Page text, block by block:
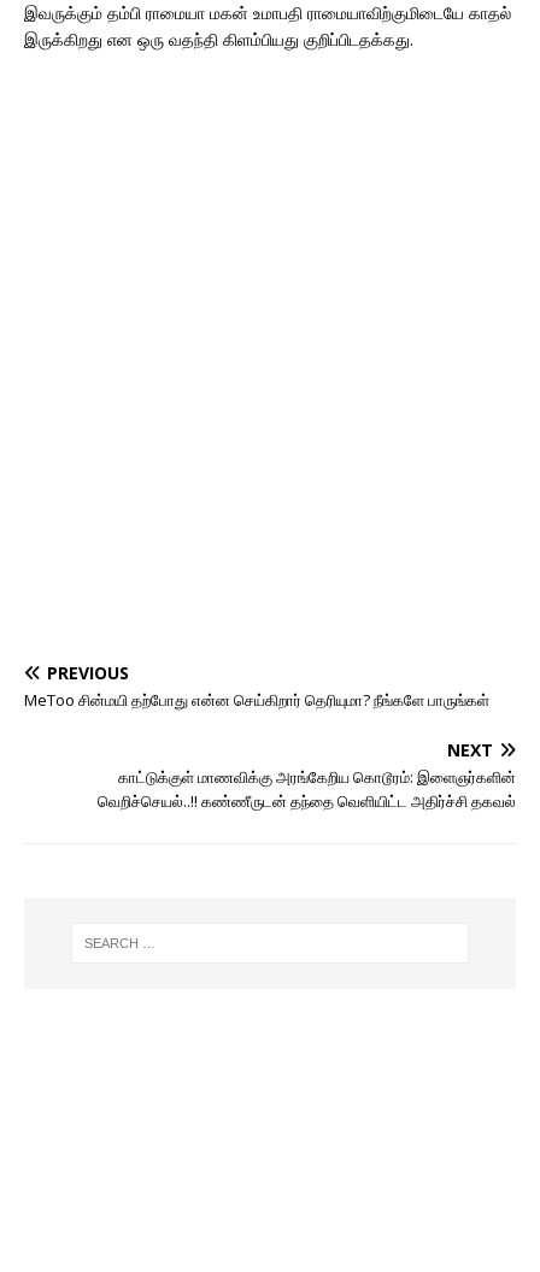
இவருக்கும் தம்பி ராமையா மகன் உமாபதி ராமையாவிற்குமிடையே காதல்
இருக்கிறது என ஒரு வதந்தி கிளம்பியது குறிப்பிடதக்கது.
PREVIOUS
MeToo சின்மயி தற்போது என்ன செய்கிறார் தெரியுமா? நீங்களே பாருங்கள்
NEXT
காட்டுக்குள் மாணவிக்கு அரங்கேறிய கொடூரம்: இளைஞர்களின்
வெறிச்செயல்..!! கண்ணீருடன் தந்தை வெளியிட்ட அதிர்ச்சி தகவல்